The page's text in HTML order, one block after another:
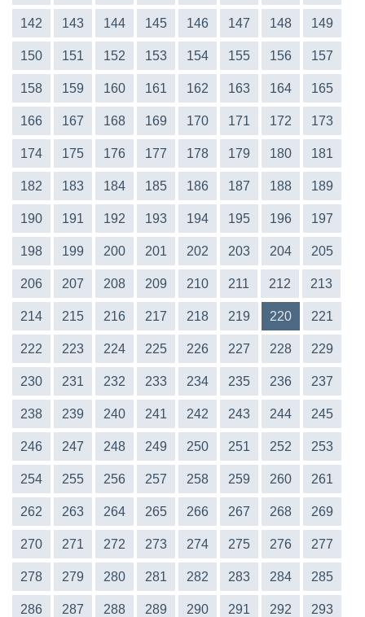
142 143 144 145 146 147 148 149
150 151 152 153 154 155 156 157
158 159 160 161 162 163 164 165
166 167 168 169 170 171 172 173
174 175 176 177 178 179 180 181
182 183 184 185 186 187 188 189
190 191 192 193 194 195 196 197
198 199 200 201 202 203 204 205
206 207 208 209 210 211 212 213
214 215 216 217 218 219 220 221
222 223 224 225 226 227 228 229
230 231 232 233 234 235 236 237
238 239 240 241 242 243 244 245
246 247 248 249 250 251 252 253
254 255 256 257 258 259 260 261
262 263 264 265 266 267 268 269
270 271 272 273 274 275 276 277
278 279 280 281 282 283 284 285
286 287 288 289 290 291 292 293